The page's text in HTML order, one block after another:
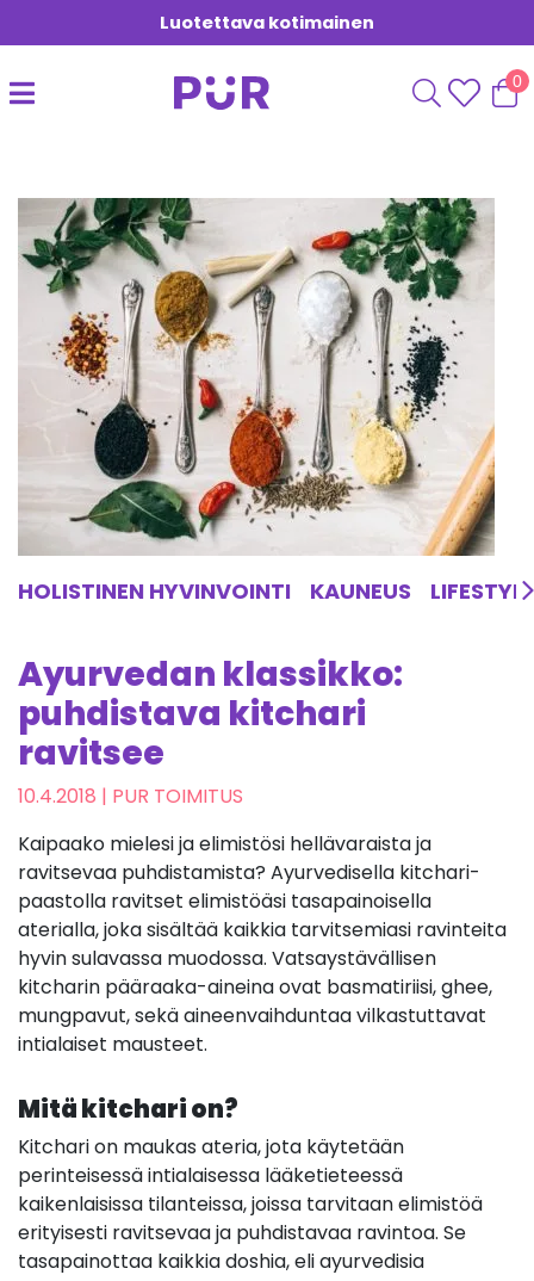
Luotettava kotimainen
0
HOLISTINEN HYVINVOINTI KAUNEUS LIFESTYLE
Ayurvedan klassikko:
puhdistava kitchari
ravitsee
10.4.2018 | PUR TOIMITUS
Kaipaako mielesi ja elimistösi hellävaraista ja
ravitsevaa puhdistamista? Ayurvedisella kitchari-
paastolla ravitset elimistöäsi tasapainoisella
aterialla, joka sisältää kaikkia tarvitsemiasi ravinteita
hyvin sulavassa muodossa. Vatsaystävällisen
kitcharin pääraaka-aineina ovat basmatiriisi, ghee,
mungpavut, sekä aineenvaihduntaa vilkastuttavat
intialaiset mausteet.
Mitä kitchari on?
Kitchari on maukas ateria, jota käytetään
perinteisessä intialaisessa lääketieteessä
kaikenlaisissa tilanteissa, joissa tarvitaan elimistöä
erityisesti ravitsevaa ja puhdistavaa ravintoa. Se
tasapainottaa kaikkia doshia, eli ayurvedisia